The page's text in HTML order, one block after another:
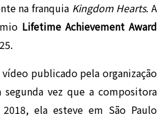
na franquia Kingdom Hearts. A
Lifetime Achievement Award
publicado pela organização
segunda vez que a compositora
ela esteve em São Paulo